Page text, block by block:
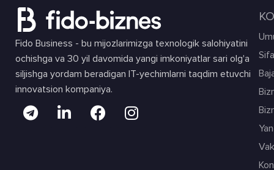
Fido Business - bu mijozlarimizga texnologik salohiyatini
ochishga va 30 yil davomida yangi imkoniyatlar sari olg'a
siljishga yordam beradigan IT-yechimlarni taqdim etuvchi
innovatsion kompaniya.